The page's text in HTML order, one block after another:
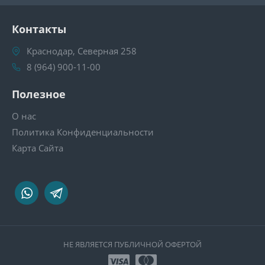
Контакты
Краснодар, Северная 258
8 (964) 900-11-00
Полезное
О нас
Политика Конфиденциальности
Карта Сайта
НЕ ЯВЛЯЕТСЯ ПУБЛИЧНОЙ ОФЕРТОЙ